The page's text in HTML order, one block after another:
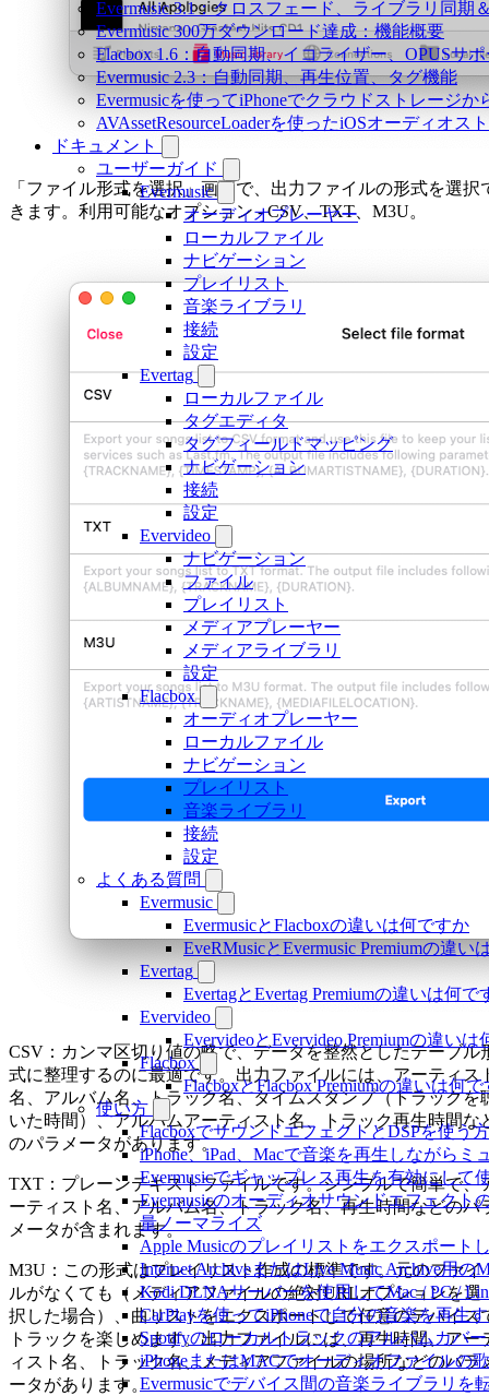
Evermusic 3.1：クロスフェード、ライブラリ同期
Evermusic 300万ダウンロード達成：機能概要
Flacbox 1.6：自動同期、イコライザー、OPUSサ
Evermusic 2.3：自動同期、再生位置、タグ機能
Evermusicを使ってiPhoneでクラウドストレージ
AVAssetResourceLoaderを使ったiOSオーディオス
ドキュメント
ユーザーガイド
Evermusic
オーディオプレーヤー
ローカルファイル
ナビゲーション
プレイリスト
音楽ライブラリ
接続
設定
Evertag
ローカルファイル
タグエディタ
タグフィールドマッピング
ナビゲーション
接続
設定
Evervideo
ナビゲーション
ファイル
プレイリスト
メディアプレーヤー
メディアライブラリ
設定
Flacbox
オーディオプレーヤー
ローカルファイル
ナビゲーション
プレイリスト
音楽ライブラリ
接続
設定
よくある質問
Evermusic
EvermusicとFlacboxの違いは何ですか
EveRMusicとEvermusic Premiumの違い
Evertag
EvertagとEvertag Premiumの違いは何で
Evervideo
EvervideoとEvervideo Premiumの違いは
Flacbox
FlacboxとFlacbox Premiumの違いは何
使い方
FlacboxでサウンドエフェクトとDSPを使う
iPhone、iPad、Macで音楽を再生しながら
Evermusicでギャップレス再生を有効にして
Evermusicのオーディオサウンドエフェク
量ノーマライズ
Apple Musicのプレイリストをエクスポート
Internet ArchiveまたはLive Music Archive用
Kodi DLNAサーバーを使用してMac / PC /
CarPlayを使ってiPhoneで自分の音楽を再生
Spotifyのローカルトラックのアルバムカバ
iPhoneまたはMACでオーディオファイルの
Evermusicでデバイス間の音楽ライブラリ
「ファイル形式を選択」画面で、出力ファイルの形式を選択
きます。利用可能なオプション - CSV、TXT、M3U。
CSV：カンマ区切り値の略で、データを整然としたテーブル
式に整理するのに最適です。出力ファイルには、アーティス
名、アルバム名、トラック名、タイムスタンプ（トラックを
いた時間）、アルバムアーティスト名、トラック再生時間な
のパラメータがあります。
TXT：プレーンテキストファイルです。シンプルで簡単で、
ーティスト名、アルバム名、トラック名、再生時間などのパ
メータが含まれます。
M3U：この形式はプレイリスト作成の標準です。元のファイ
ルがなくても（メディアファイルの絶対URLオプションを選
択した場合）、曲リストをエクスポートして任意のデバイス
トラックを楽しめます。出力ファイルには、再生時間、アー
ィスト名、トラック名、メディアファイルの場所などのパラ
ータがあります。